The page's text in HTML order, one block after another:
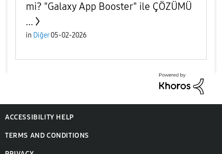
mi? "Galaxy App Booster" ile ÇÖZÜMÜ
...
in Diğer 05-02-2026
ACCESSIBILITY HELP
TERMS AND CONDITIONS